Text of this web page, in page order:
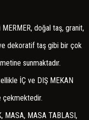
doğal taş, granit,
dekoratif taş gibi bir çok
sunmaktadır.
İÇ ve DIŞ MEKAN
çekmektedir.
MASA, MASA TABLASI,